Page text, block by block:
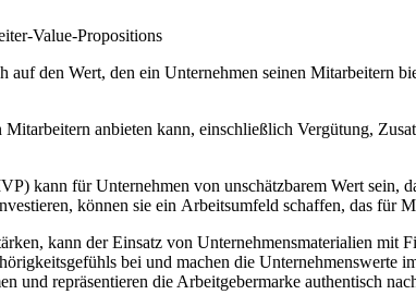
Value-Propositions
den Wert, den ein Unternehmen seinen Mitarbeitern
anbieten kann, einschließlich Vergütung,
kann für Unternehmen von unschätzbarem Wert sein,
können sie ein Arbeitsumfeld schaffen, das für
kann der Einsatz von Unternehmensmaterialien mit
bei und machen die Unternehmenswerte
und repräsentieren die Arbeitgebermarke authentisch